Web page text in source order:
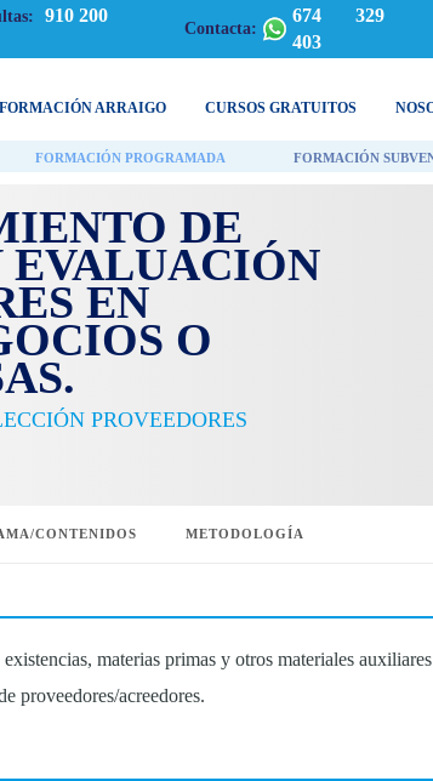
910 200
Contacta:
674 329
403
FORMACIÓN ARRAIGO CURSOS GRATUITOS
FORMACIÓN PROGRAMADA FORMACIÓN
DE
EVALUACIÓN
EN
O
PROVEEDORES
CONTENIDOS METODOLOGÍA
materias primas y otros materiales
proveedores/acreedores.